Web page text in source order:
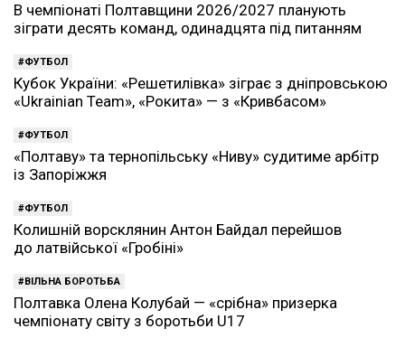
В чемпіонаті Полтавщини 2026/2027 планують
зіграти десять команд, одинадцята під питанням
ФУТБОЛ
Кубок України: «Решетилівка» зіграє з дніпровською
«Ukrainian Team», «Рокита» — з «Кривбасом»
ФУТБОЛ
«Полтаву» та тернопільську «Ниву» судитиме арбітр
із Запоріжжя
ФУТБОЛ
Колишній ворсклянин Антон Байдал перейшов
до латвійської «Гробіні»
ВІЛЬНА БОРОТЬБА
Полтавка Олена Колубай — «срібна» призерка
чемпіонату світу з боротьби U17